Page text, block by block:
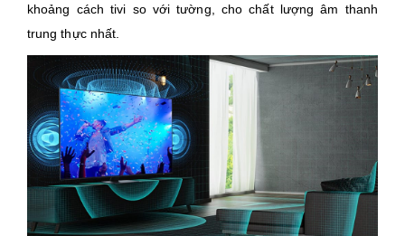
khoảng cách tivi so với tường, cho chất lượng âm thanh
trung thực nhất.